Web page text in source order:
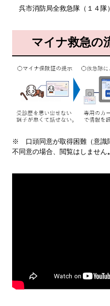
呉市消防局全救急隊（１４隊）
マイナ救急の
※ 口頭同意が取得困難（意識
不同意の場合、閲覧はしません。